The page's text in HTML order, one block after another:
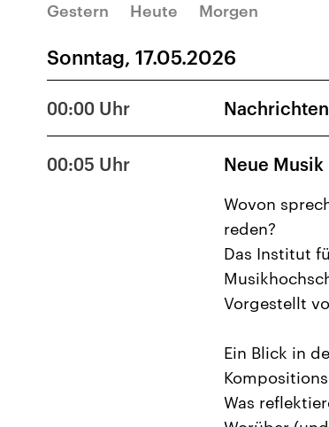
Mo Di Mi
27 28
18 20
27
Gestern Heute Morgen
Sonntag, 17.05.2026
00:00 Uhr Nachrichten
00:05 Uhr Neue Musik
Wovon
reden?
Das Institut
Vorgestellt
Ein Blick in
Was